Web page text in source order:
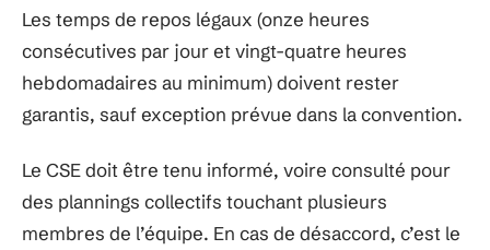
Les temps de repos légaux (onze heures
consécutives par jour et vingt-quatre heures
hebdomadaires au minimum) doivent rester
garantis, sauf exception prévue dans la convention.
Le CSE doit être tenu informé, voire consulté pour
des plannings collectifs touchant plusieurs
membres de l’équipe. En cas de désaccord, c’est le